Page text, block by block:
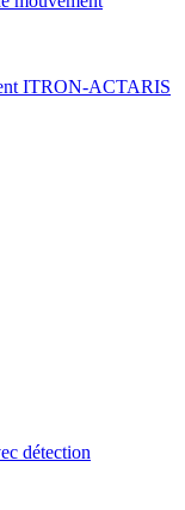
ITRON-ACTARIS
détection